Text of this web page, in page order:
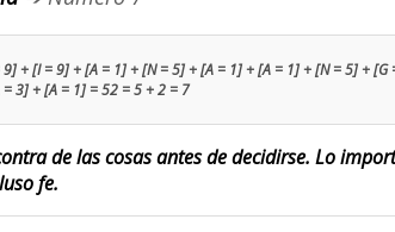
+ [I = 9] + [A = 1] + [N = 5] + [A = 1] + [A = 1] + [N = 5] + [G
3] + [A = 1] = 52 = 5 + 2 = 7
de las cosas antes de decidirse. Lo
fe.